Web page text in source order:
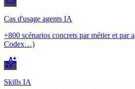
Cas d'usage agents IA
+800 scénarios concrets par métier et par
Codex…)
Skills IA